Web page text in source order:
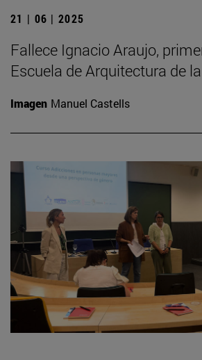
21 | 06 | 2025
Fallece Ignacio Araujo,
Escuela de Arquitectura de
Imagen Manuel Castells